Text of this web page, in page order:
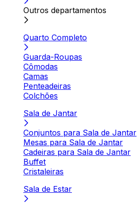
Outros departamentos
Quarto Completo
Guarda-Roupas
Cômodas
Camas
Penteadeiras
Colchões
Sala de Jantar
Conjuntos para Sala de Jantar
Mesas para Sala de Jantar
Cadeiras para Sala de Jantar
Buffet
Cristaleiras
Sala de Estar